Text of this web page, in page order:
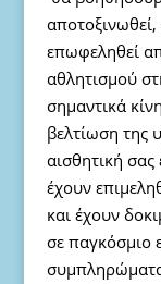
αποτοξινωθεί,
επωφεληθεί
αθλητισμού
σημαντικά
βελτίωση της
αισθητική
έχουν
και έχουν
σε παγκόσμιο
συμπληρώματα